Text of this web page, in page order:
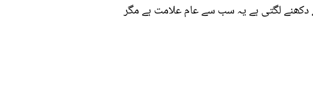
لگتی ہے یہ سب سے عام علامت ہے مگر